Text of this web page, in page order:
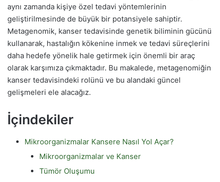
aynı zamanda kişiye özel tedavi yöntemlerinin
geliştirilmesinde de büyük bir potansiyele sahiptir.
Metagenomik, kanser tedavisinde genetik biliminin gücünü
kullanarak, hastalığın kökenine inmek ve tedavi süreçlerini
daha hedefe yönelik hale getirmek için önemli bir araç
olarak karşımıza çıkmaktadır. Bu makalede, metagenomiğin
kanser tedavisindeki rolünü ve bu alandaki güncel
gelişmeleri ele alacağız.
İçindekiler
Mikroorganizmalar Kansere Nasıl Yol Açar?
Mikroorganizmalar ve Kanser
Tümör Oluşumu